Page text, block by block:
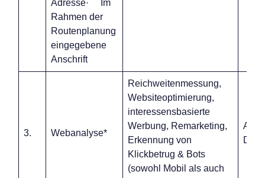
Adresse· Im
Rahmen der
Routenplanung
eingegebene
Anschrift
3. Webanalyse*
Reichweitenmessung,
Websiteoptimierung,
interessensbasierte
Werbung, Remarketing,
Erkennung von
Klickbetrug & Bots
(sowohl Mobil als auch
Art.